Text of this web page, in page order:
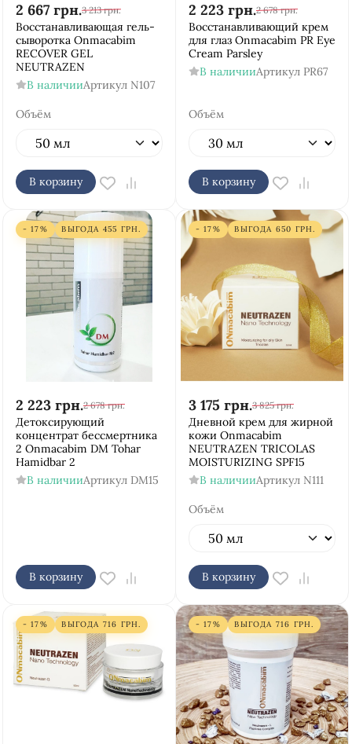
2 667 грн.3 213 грн.
Восстанавливающая гель-
сыворотка Onmacabim
RECOVER GEL
NEUTRAZEN
В наличииАртикул N107
Объём
В корзину
2 223 грн.2 678 грн.
Восстанавливающий крем
для глаз Onmacabim PR Eye
Cream Parsley
В наличииАртикул PR67
Объём
В корзину
- 17% ВЫГОДА 455 ГРН.
2 223 грн.2 678 грн.
Детоксирующий
концентрат бессмертника
2 Onmacabim DM Tohar
Hamidbar 2
В наличииАртикул DM15
В корзину
- 17% ВЫГОДА 650 ГРН.
3 175 грн.3 825 грн.
Дневной крем для жирной
кожи Onmacabim
NEUTRAZEN TRICOLAS
MOISTURIZING SPF15
В наличииАртикул N111
Объём
В корзину
- 17% ВЫГОДА 716 ГРН. - 17% ВЫГОДА 716 ГРН.